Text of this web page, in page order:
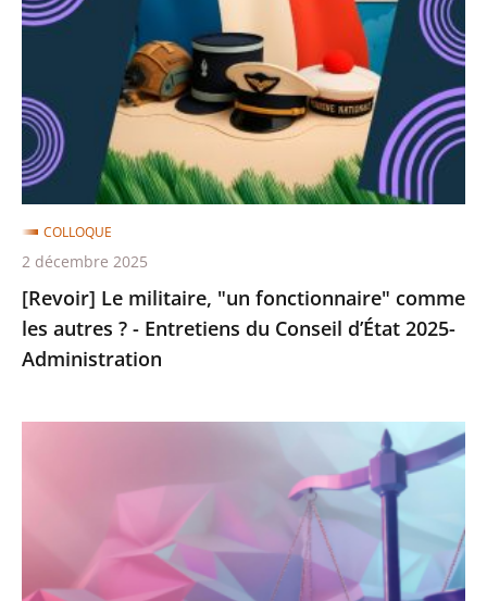
militaire,
fonctionnaire"
comme
les
autres
?
-
Entretiens
du
Conseil
d’État
[Revoir] Le militaire, "un fonctionnaire" comme
les autres ? - Entretiens du Conseil d’État 2025-
Administration
COLLOQUE
2 décembre 2025
droits